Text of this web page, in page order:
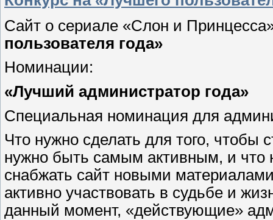
Сайт о сериале «Слон и
пользователя года»
Номинации:
«Лучший администратор года»
Специальная номинация для
Что нужно сделать для того,
нужно быть самым активным, и что
снабжать сайт новыми
активно участвовать в судьбе и
данный момент, «действующие»